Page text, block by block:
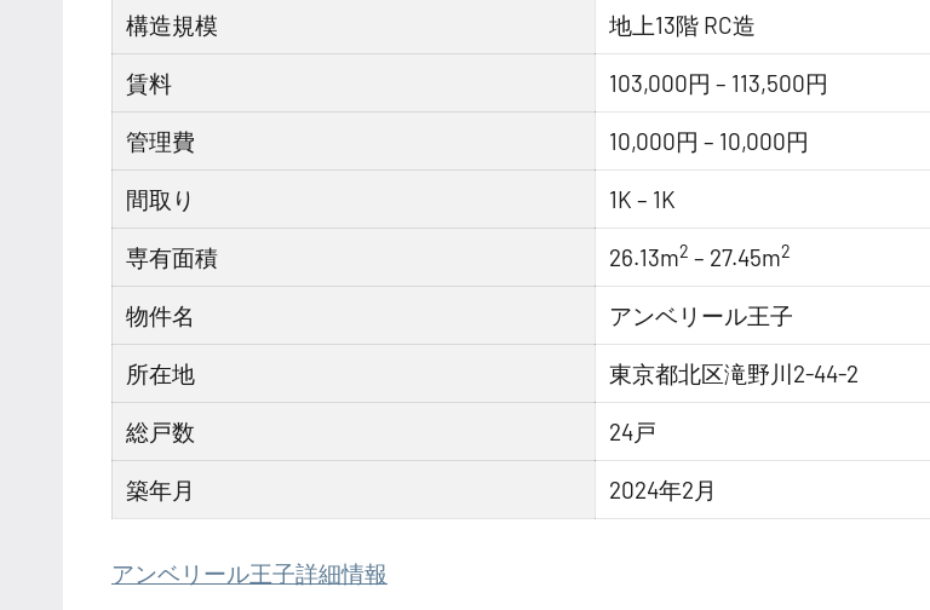
構造規模 地上13階 RC造
賃料 103,000円 – 113,500円
管理費 10,000円 – 10,000円
間取り 1K – 1K
専有面積 26.13m2 – 27.45m2
物件名 アンベリール王子
所在地 東京都北区滝野川2-44-2
総戸数 24戸
築年月 2024年2月
アンベリール王子詳細情報